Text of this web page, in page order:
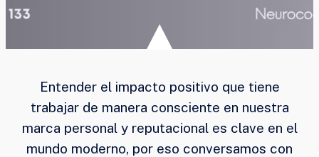
Entender el impacto positivo que tiene
trabajar de manera consciente en nuestra
marca personal y reputacional es clave en el
mundo moderno, por eso conversamos con